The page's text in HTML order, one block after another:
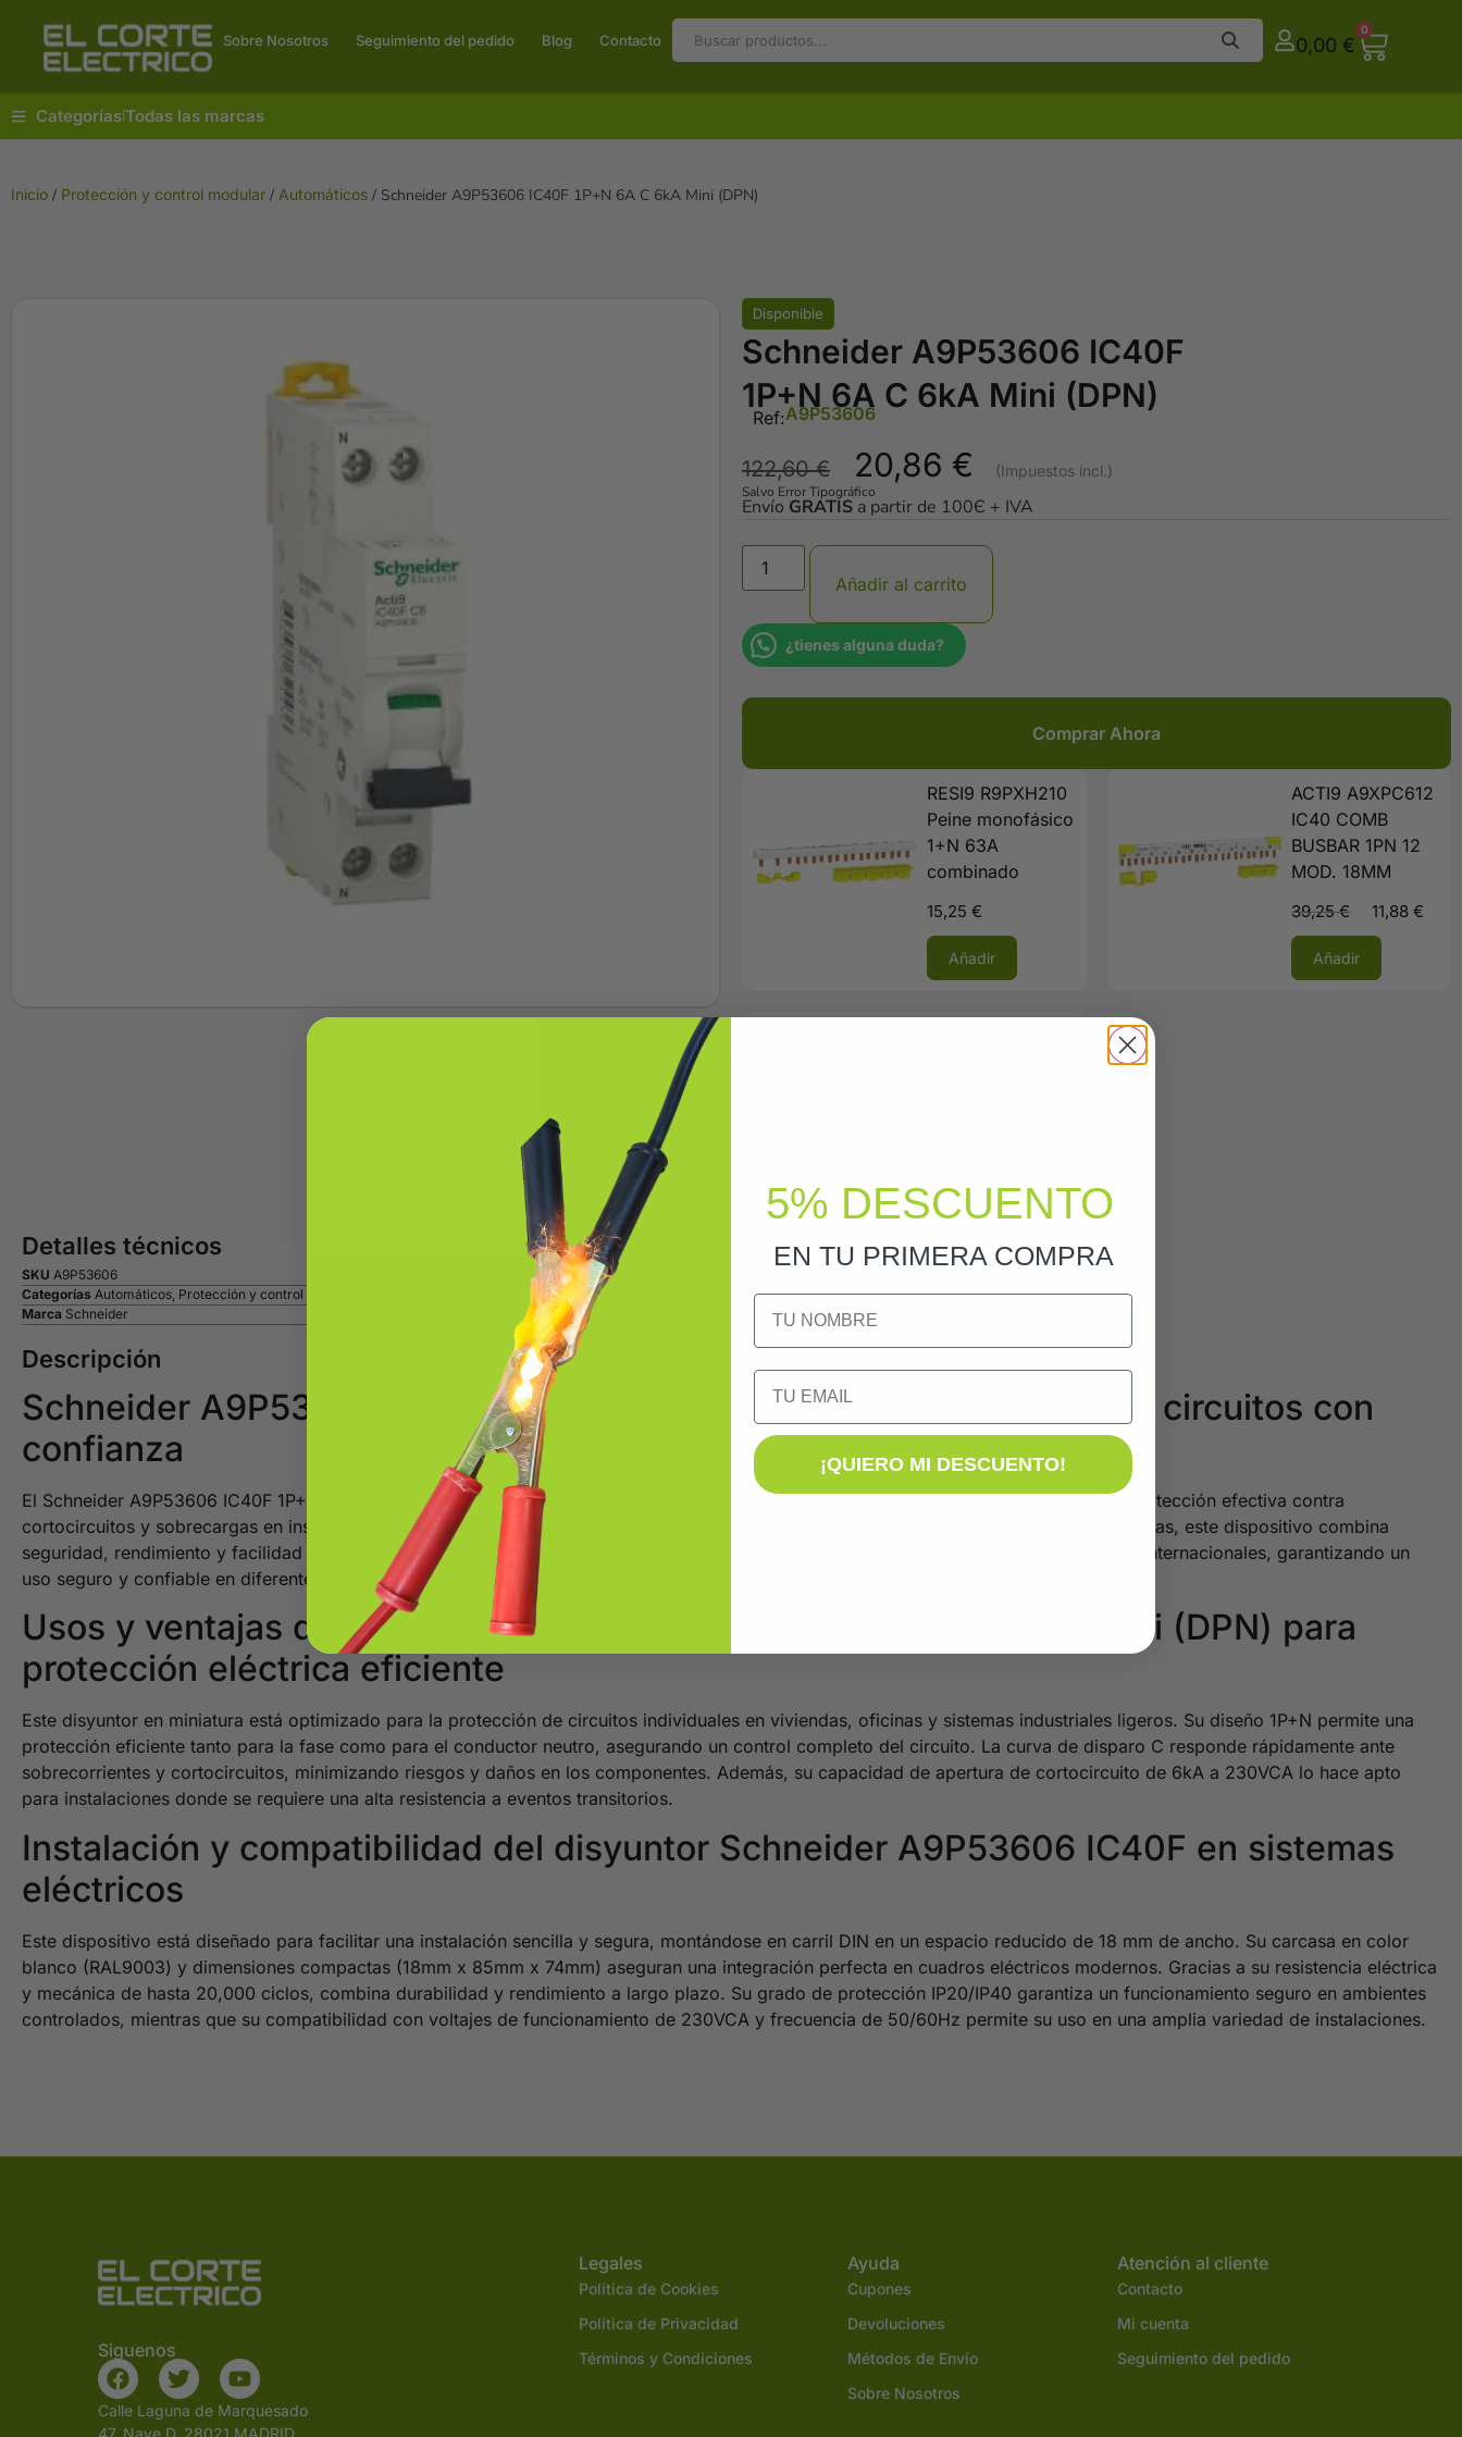
Sobre Nosotros Seguimiento del pedido Blog Contacto 0,00 €
0
Categorías| Todas las marcas
Inicio / Protección y control modular / Automáticos / Schneider A9P53606 IC40F 1P+N 6A C 6kA Mini (DPN)
Disponible
Schneider A9P53606 IC40F
1P+N 6A C 6kA Mini (DPN)
Ref:A9P53606
122,60€ 20,86 €
Salvo Error Tipográfico
Envío GRATIS a partir de 100Є + IVA
Añadir al carrito
¿tienes alguna duda?
Comprar Ahora
RESI9 R9PXH210
Peine monofásico
1+N 63A
combinado
15,25€
Añadir
ACTI9 A9XPC612
IC40 COMB
BUSBAR 1PN 12
MOD. 18MM
39,25€ 11,88€
Añadir
Detalles técnicos
SKU A9P53606
Categorías Automáticos, Protección y control modular
Marca Schneider
Descripción
Schneider A9P53606 IC40F 1P+N 6A C 6kA Mini (DPN): Protege tus circuitos con
confianza
El Schneider A9P53606 IC40F 1P+N 6A C 6kA Mini (DPN) es un interruptor automático en miniatura (MCB) diseñado para ofrecer una protección efectiva contra
cortocircuitos y sobrecargas en instalaciones eléctricas residenciales e industriales. Con una construcción compacta y funciones avanzadas, este dispositivo combina
seguridad, rendimiento y facilidad de instalación. Su capacidad para desconectar corrientes de hasta 6kA conforma con las normativas internacionales, garantizando un
uso seguro y confiable en diferentes aplicaciones eléctricas.
Usos y ventajas del Schneider A9P53606 IC40F 1P+N 6A C 6kA Mini (DPN) para
protección eléctrica eficiente
Este disyuntor en miniatura está optimizado para la protección de circuitos individuales en viviendas, oficinas y sistemas industriales ligeros. Su diseño 1P+N permite una
protección eficiente tanto para la fase como para el conductor neutro, asegurando un control completo del circuito. La curva de disparo C responde rápidamente ante
sobrecorrientes y cortocircuitos, minimizando riesgos y daños en los componentes. Además, su capacidad de apertura de cortocircuito de 6kA a 230VCA lo hace apto
para instalaciones donde se requiere una alta resistencia a eventos transitorios.
Instalación y compatibilidad del disyuntor Schneider A9P53606 IC40F en sistemas
eléctricos
Este dispositivo está diseñado para facilitar una instalación sencilla y segura, montándose en carril DIN en un espacio reducido de 18 mm de ancho. Su carcasa en color
blanco (RAL9003) y dimensiones compactas (18mm x 85mm x 74mm) aseguran una integración perfecta en cuadros eléctricos modernos. Gracias a su resistencia eléctrica
y mecánica de hasta 20,000 ciclos, combina durabilidad y rendimiento a largo plazo. Su grado de protección IP20/IP40 garantiza un funcionamiento seguro en ambientes
controlados, mientras que su compatibilidad con voltajes de funcionamiento de 230VCA y frecuencia de 50/60Hz permite su uso en una amplia variedad de instalaciones.
Siguenos
Calle Laguna de Marquesado
Legales
Política de Cookies
Política de Privacidad
Términos y Condiciones
Ayuda
Cupones
Devoluciones
Métodos de Envío
Sobre Nosotros
Atención al cliente
Contacto
Mi cuenta
Seguimiento del pedido
5% DESCUENTO
EN TU PRIMERA COMPRA
NOMBRE
Email
¡QUIERO MI DESCUENTO!